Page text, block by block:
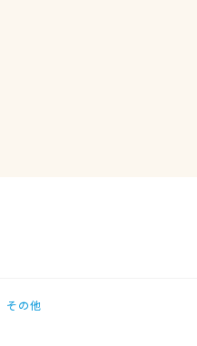
その他